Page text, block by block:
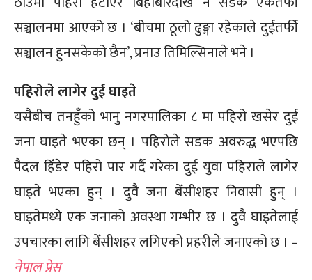
सञ्चालनमा आएको छ । ‘बीचमा ठूलो ढुङ्गा रहेकाले दुईतर्फी
सञ्चालन हुनसकेको छैन’, प्रनाउ तिमिल्सिनाले भने ।
पहिरोले लागेर दुई घाइते
यसैबीच तनहुँको भानु नगरपालिका ८ मा पहिरो खसेर दुई
जना घाइते भएका छन् । पहिरोले सडक अवरुद्ध भएपछि
पैदल हिँडेर पहिरो पार गर्दै गरेका दुई युवा पहिराले लागेर
घाइते भएका हुन् । दुवै जना बेँसीशहर निवासी हुन् ।
घाइतेमध्ये एक जनाको अवस्था गम्भीर छ । दुवै घाइतेलाई
उपचारका लागि बेँसीशहर लगिएको प्रहरीले जनाएको छ । –
नेपाल प्रेस